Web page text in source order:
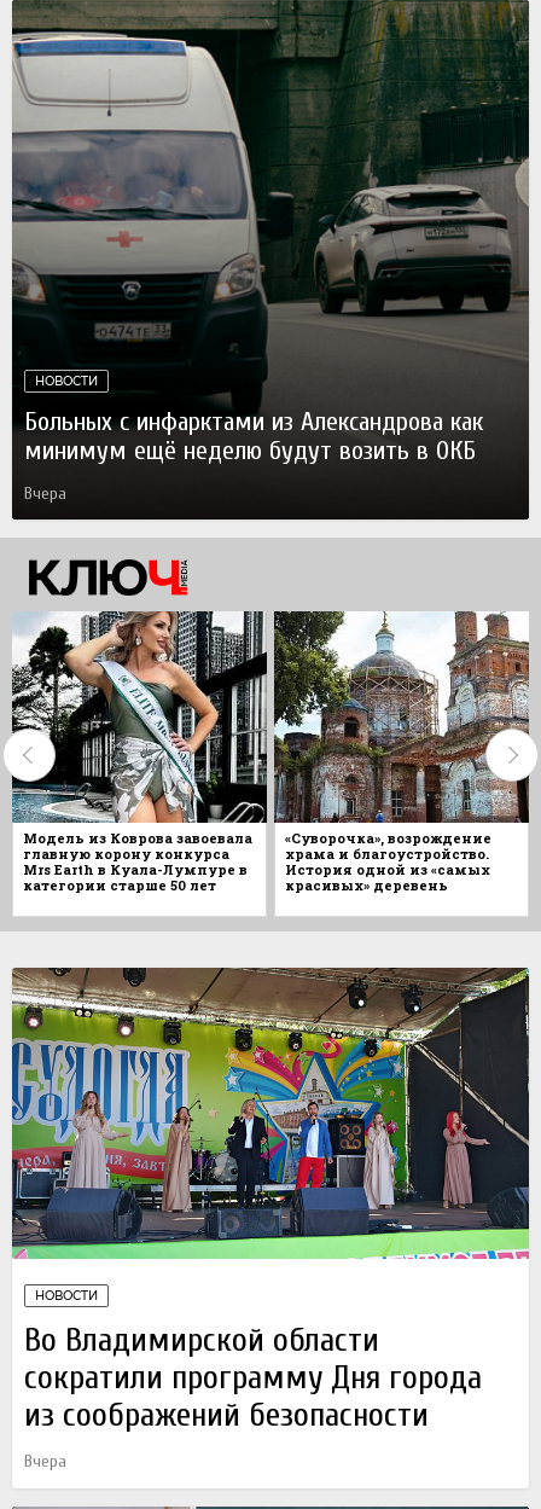
НОВОСТИ
Больных с инфарктами из Александрова как
минимум ещё неделю будут возить в ОКБ
Вчера
Модель из Коврова завоевала
главную корону конкурса
Mrs Earth в Куала-Лумпуре в
категории старше 50 лет
«Суворочка», возрождение
храма и благоустройство.
История одной из «самых
красивых» деревень
НОВОСТИ
Во Владимирской области
сократили программу Дня города
из соображений безопасности
Вчера